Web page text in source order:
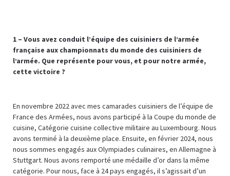
1 – Vous avez conduit l’équipe des cuisiniers de l’armée
française aux championnats du monde des cuisiniers de
l’armée. Que représente pour vous, et pour notre armée,
cette victoire ?
En novembre 2022 avec mes camarades cuisiniers de l’équipe de
France des Armées, nous avons participé à la Coupe du monde de
cuisine, Catégorie cuisine collective militaire au Luxembourg. Nous
avons terminé à la deuxième place. Ensuite, en février 2024, nous
nous sommes engagés aux Olympiades culinaires, en Allemagne à
Stuttgart. Nous avons remporté une médaille d’or dans la même
catégorie. Pour nous, face à 24 pays engagés, il s’agissait d’un